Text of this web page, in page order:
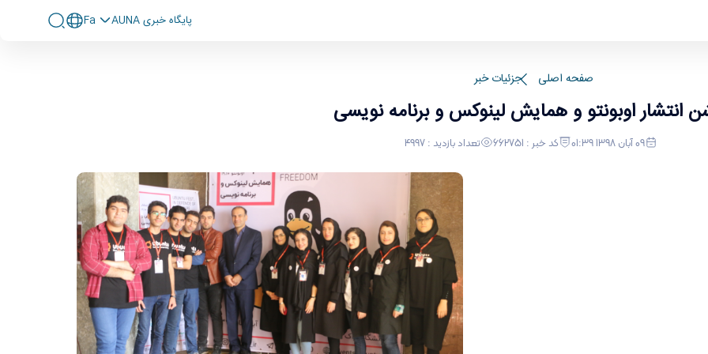
پايگاه خبری AUNA Fa
صفحه اصلی جزئیات خبر
انتشار اوبونتو و همایش لینوکس و برنامه نویسی
09 آبان 1398 01:39 کد خبر : 662751 تعداد بازدید : 4997